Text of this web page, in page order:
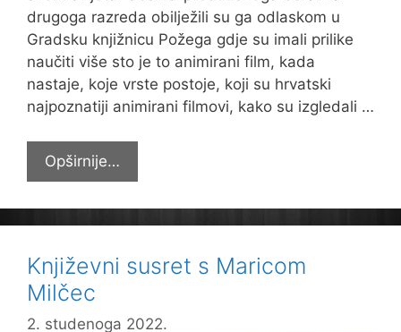
drugoga razreda obilježili su ga odlaskom u
Gradsku knjižnicu Požega gdje su imali prilike
naučiti više sto je to animirani film, kada
nastaje, koje vrste postoje, koji su hrvatski
najpoznatiji animirani filmovi, kako su izgledali …
Opširnije…
dan
animiranog
filma
Književni susret s Maricom
Milčec
2. studenoga 2022.